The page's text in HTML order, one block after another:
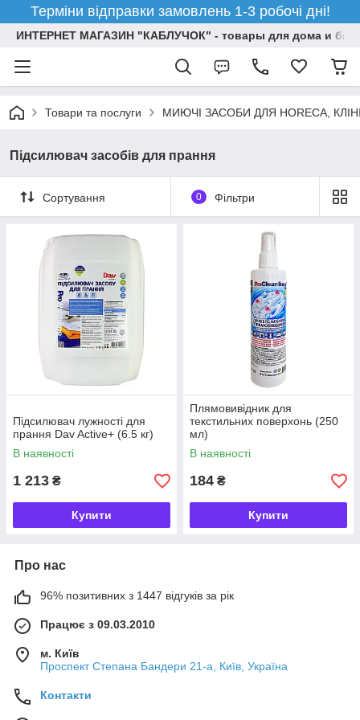
Терміни відправки замовлень 1-3 робочі дні!
ИНТЕРНЕТ МАГАЗИН "КАБЛУЧОК" - товары для дома и
Товари та послуги МИЮЧI ЗАСОБИ ДЛЯ HORECA,
Підсилювач засобів для прання
Сортування 0 Фільтри
Підсилювач лужності для
прання Dav Active+ (6.5 кг)
В наявності
1 213 ₴
Купити
Плямовивідник для
текстильних поверхонь (250
мл)
В наявності
184 ₴
Купити
Про нас
96% позитивних з 1447 відгуків за рік
Працює з 09.03.2010
м. Київ
Проспект Степана Бандери 21-а, Київ, Україна
Контакти